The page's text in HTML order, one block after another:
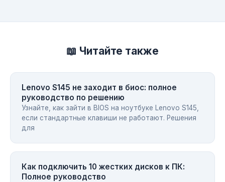
📖 Читайте также
Lenovo S145 не заходит в биос: полное
руководство по решению
Узнайте, как зайти в BIOS на ноутбуке Lenovo S145,
если стандартные клавиши не работают. Решения
для
Как подключить 10 жестких дисков к ПК:
Полное руководство